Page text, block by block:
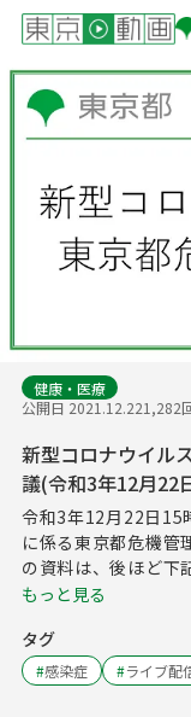
健康・医療
公開日 2021.12.221,282
新型コロナウイル
議(令和3年12月22
令和3年12月22日15
に係る東京都危機
の資料は、後ほど下
もっと見る
タグ
#感染症 #ライブ配